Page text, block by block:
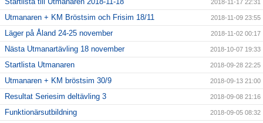
2018-11-17 22:31
Utmanaren + KM Bröstsim och Frisim 18/11 2018-11-09 23:55
Läger på Åland 24-25 november 2018-11-02 00:17
Nästa Utmanartävling 18 november 2018-10-07 19:33
Startlista Utmanaren 2018-09-28 22:25
Utmanaren + KM bröstsim 30/9 2018-09-13 21:00
Resultat Seriesim deltävling 3 2018-09-08 21:16
Funktionärsutbildning 2018-09-05 08:32